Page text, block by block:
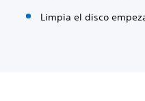
Limpia el disco